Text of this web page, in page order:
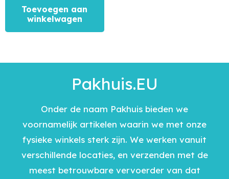
Toevoegen aan
winkelwagen
Pakhuis.EU
Onder de naam Pakhuis bieden we
voornamelijk artikelen waarin we met onze
fysieke winkels sterk zijn. We werken vanuit
verschillende locaties, en verzenden met de
meest betrouwbare vervoerder van dat